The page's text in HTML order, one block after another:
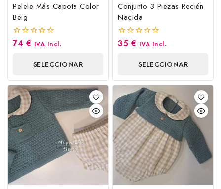
Pelele Más Capota Color
Beig
0
74 € IVA Incl.
SELECCIONAR
OPCIONES
Conjunto 3 Piezas Recién
Nacida
0
35 € IVA Incl.
SELECCIONAR
OPCIONES